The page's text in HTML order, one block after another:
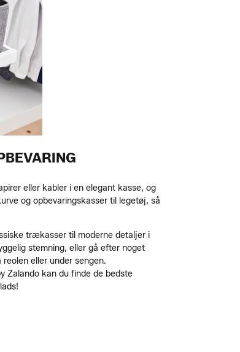
eller kabler i en elegant kasse, og
og opbevaringskasser til legetøj, så
trækasser til moderne detaljer i
stemning, eller gå efter noget
eller under sengen.
Zalando kan du finde de bedste